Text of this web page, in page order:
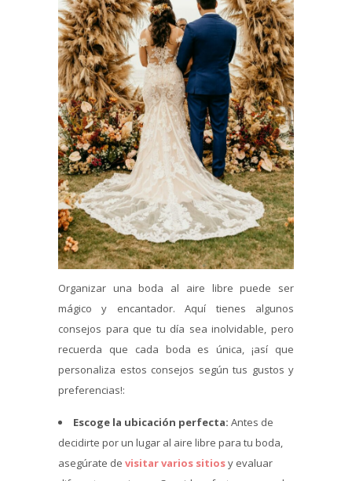
Organizar una boda al aire libre puede ser
mágico y encantador. Aquí tienes algunos
consejos para que tu día sea inolvidable, pero
recuerda que cada boda es única, ¡así que
personaliza estos consejos según tus gustos y
preferencias!:
Escoge la ubicación perfecta: Antes de
decidirte por un lugar al aire libre para tu boda,
asegúrate de visitar varios sitiosy evaluar